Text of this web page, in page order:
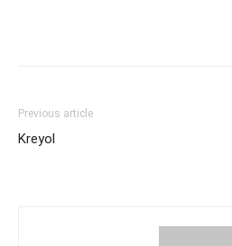
Previous article
Kreyol